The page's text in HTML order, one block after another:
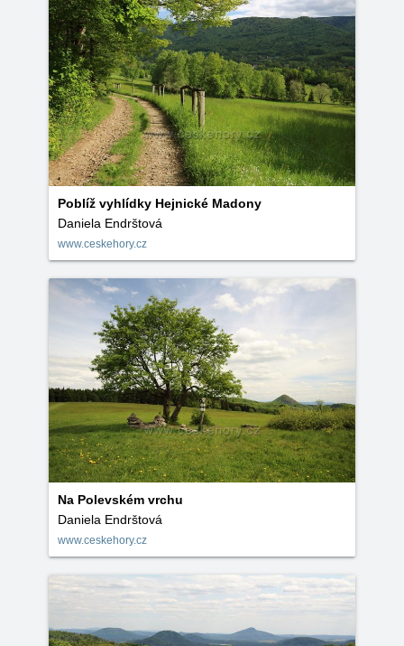
Poblíž vyhlídky Hejnické Madony
Daniela Endrštová
www.ceskehory.cz
Na Polevském vrchu
Daniela Endrštová
www.ceskehory.cz